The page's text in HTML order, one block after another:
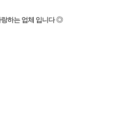
하는 업체 입니다 ◎